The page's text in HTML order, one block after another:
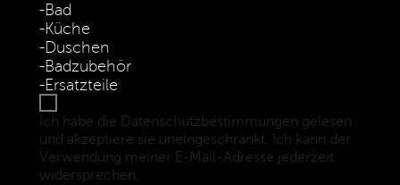
Bad
Küche
Duschen
Badzubehör
Ersatzteile
Ich habe die Datenschutzbestimmungen gelesen
und akzeptiere sie uneingeschränkt. Ich kann der
Verwendung meiner E-Mail-Adresse jederzeit
widersprechen.